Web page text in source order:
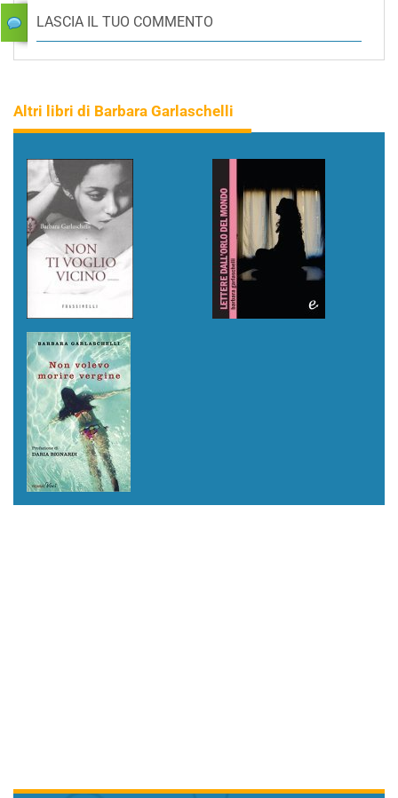
LASCIA IL TUO COMMENTO
Altri libri di Barbara Garlaschelli